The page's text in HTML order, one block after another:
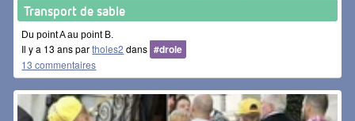
Transport de sable
Du point A au point B.
Il y a 13 ans partholes2 dans #drole
13 commentaires